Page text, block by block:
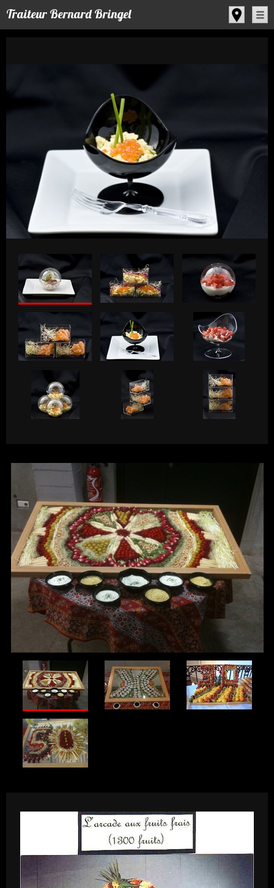
Traiteur Bernard Bringel
Panneau de gestion des cookies